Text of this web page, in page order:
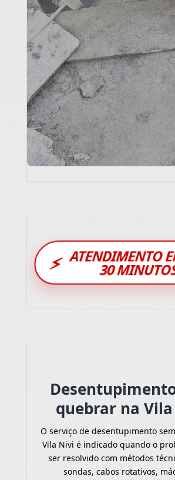
⚡ ATENDIMENTO
30
quebrar na
O serviço de desentupimento
Vila Nivi é indicado quando o
ser resolvido com métodos
sondas, cabos rotativos,